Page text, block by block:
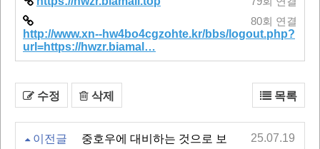
http://www.xn--hw4bo4cgzohte.kr/bbs/logout.php?
url=https://hwzr.biamal…
80회 연결
수정 삭제 목록
이전글 중호우에 대비하는 것으로 보 25.07.19